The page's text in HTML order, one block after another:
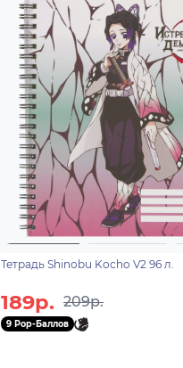
Тетрадь Shinobu Kocho V2 96 л.
189р. 209р.
9 Pop-Баллов